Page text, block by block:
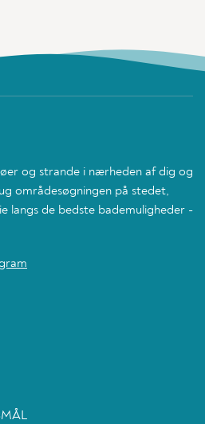
og strande i nærheden af dig og
områdesøgningen på stedet,
langs de bedste bademuligheder -